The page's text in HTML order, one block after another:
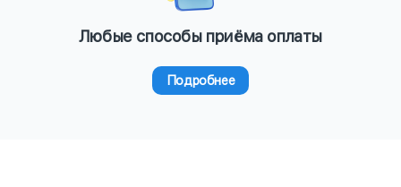
Любые способы приёма оплаты
Подробнее